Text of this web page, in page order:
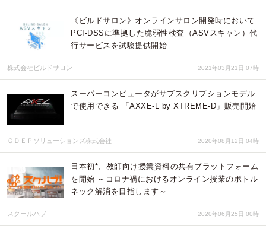
《ビルドサロン》オンラインサロン開発時において
PCI-DSSに準拠した脆弱性検査（ASVスキャン）代
行サービスを試験提供開始
株式会社ビルドサロン 2021年03月21日 07時
スーパーコンピュータがサブスクリプションモデル
で使用できる 「AXXE-L by XTREME-D」販売開始
ＧＤＥＰソリューションズ株式会社 2020年08月12日 04時
日本初*、教師向け授業資料の共有プラットフォーム
を開始 ～コロナ禍におけるオンライン授業のボトル
ネック解消を目指します～
スクールハブ 2020年06月25日 00時